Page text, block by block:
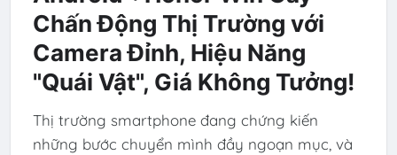
Chấn Động Thị Trường với
Camera Đỉnh, Hiệu Năng
"Quái Vật", Giá Không Tưởng!
Thị trường smartphone đang chứng kiến
những bước chuyển mình đầy ngoạn mục, và